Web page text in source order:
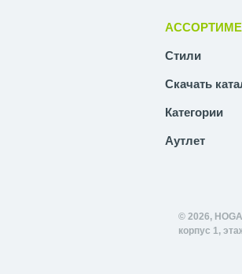
Стили
Скачать
Категории
Аутлет
© 2026,
корпус 1,